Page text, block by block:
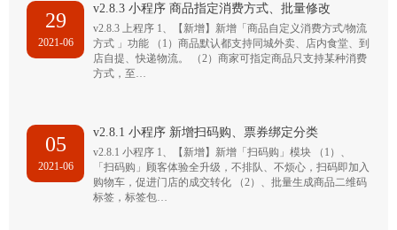
29
2021-06
v2.8.3 小程序 商品指定消费方式、批量修改
v2.8.3 上程序 1、【新增】新增「商品自定义消费方式/物流
方式 」功能 （1）商品默认都支持同城外卖、店内食堂、到
店自提、快递物流。 （2）商家可指定商品只支持某种消费
方式，至…
05
2021-06
v2.8.1 小程序 新增扫码购、票券绑定分类
v2.8.1 小程序 1、【新增】新增「扫码购」模块 （1）、
「扫码购」顾客体验全升级，不排队、不烦心，扫码即加入
购物车，促进门店的成交转化 （2）、批量生成商品二维码
标签，标签包…